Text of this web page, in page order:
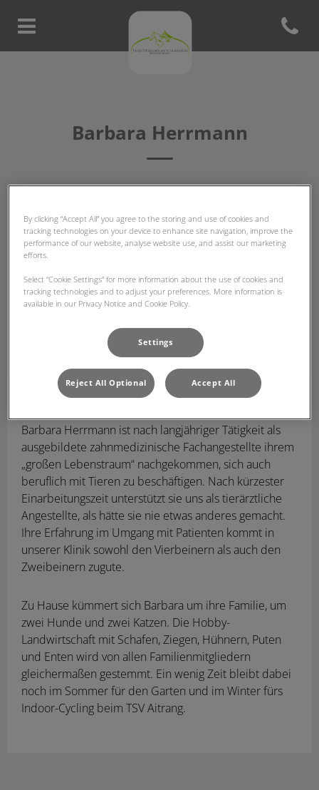
Homepage Tierklinik am
Open
Barbara Herrmann
Barbara HerrmannTierärztliche Angestellte
Barbara Herrmann ist nach langjähriger Tätigkeit als
ausgebildete zahnmedizinische Fachangestellte ihrem
„großen Lebenstraum“ nachgekommen, sich auch
beruflich mit Tieren zu beschäftigen. Nach kürzester
Einarbeitungszeit unterstützt sie uns als tierärztliche
Angestellte, als hätte sie nie etwas anderes gemacht.
Ihre Erfahrung im Umgang mit Patienten kommt in
unserer Klinik sowohl den Vierbeinern als auch den
Zweibeinern zugute.
Zu Hause kümmert sich Barbara um ihre Familie, um
zwei Hunde und zwei Katzen. Die Hobby-
Landwirtschaft mit Schafen, Ziegen, Hühnern, Puten
und Enten wird von allen Familienmitgliedern
gleichermaßen gestemmt. Ein wenig Zeit bleibt dabei
noch im Sommer für den Garten und im Winter fürs
Indoor-Cycling beim TSV Aitrang.
By clicking “Accept All” you agree to the storing and use of cookies and
tracking technologies on your device to enhance site navigation, improve the
performance of our website, analyse website use, and assist our marketing
efforts.
Select “Cookie Settings” for more information about the use of cookies and
tracking technologies and to adjust your preferences. More information is
available in our Privacy Notice and Cookie Policy.
Settings
Reject All Optional Accept All